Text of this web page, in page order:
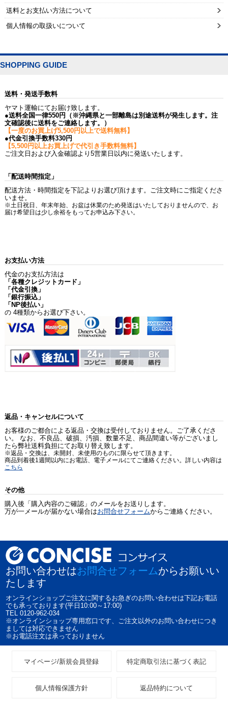
送料とお支払い方法について
個人情報の取扱いについて
SHOPPING GUIDE
送料・発送手数料
ヤマト運輸にてお届け致します。
●送料全国一律550円（※沖縄県と一部離島は別途送料が発生します。注
文確認後に送料をご連絡します。）
【一度のお買上げ5,500円以上で送料無料】
●代金引換手数料330円
【5,500円以上お買上げで代引き手数料無料】
ご注文日および入金確認より5営業日以内に発送いたします。
「配送時間指定」
配送方法・時間指定を下記よりお選び頂けます。ご注文時にご指定くださ
いませ。
※土日祝日、年末年始、お盆は休業のため発送はいたしておりませんので、お
届け希望日は少し余裕をもってお申込み下さい。
お支払い方法
代金のお支払方法は
「各種クレジットカード」
「代金引換」
「銀行振込」
「NP後払い」
の 4種類からお選び下さい。
返品・キャンセルについて
お客様のご都合による返品・交換は受付しておりません。ご了承くださ
い。 なお、不良品、破損、汚損、数量不足、商品間違い等がございまし
たら弊社送料負担にてお取り替え致します。
※返品・交換は、未開封、未使用のものに限らせて頂きます。
商品到着後1週間以内にお電話、電子メールにてご連絡ください。詳しい内容は
こちら
その他
購入後「購入内容のご確認」のメールをお送りします。
万が一メールが届かない場合はお問合せフォームからご連絡ください。
お問い合わせはお問合せフォームからお願いい
たします
オンラインショップご注文に関するお急ぎのお問い合わせは下記お電話
でも承っております(平日10:00～17:00)
TEL 0120-962-034
※オンラインショップ専用窓口です、ご注文以外のお問い合わせにつき
ましては対応できません
※お電話注文は承っておりません
マイページ/新規会員登録 特定商取引法に基づく表記
個人情報保護方針 返品特約について